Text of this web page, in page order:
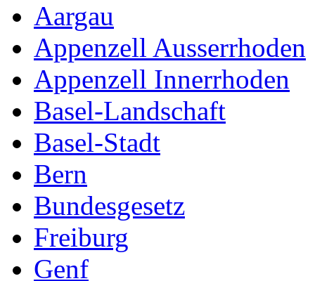
Aargau
Appenzell Ausserrhoden
Appenzell Innerrhoden
Basel-Landschaft
Basel-Stadt
Bern
Bundesgesetz
Freiburg
Genf